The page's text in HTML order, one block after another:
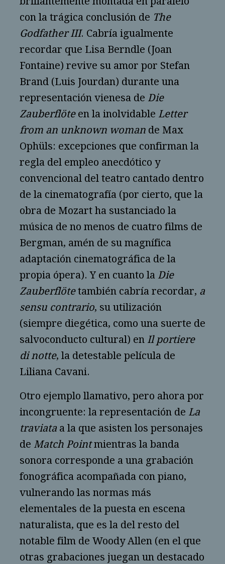
con la trágica conclusión de The
Godfather III. Cabría igualmente
recordar que Lisa Berndle (Joan
Fontaine) revive su amor por Stefan
Brand (Luis Jourdan) durante una
representación vienesa de Die
Zauberflöteen la inolvidable Letter
from an unknown woman de Max
Ophüls: excepciones que confirman la
regla del empleo anecdótico y
convencional del teatro cantado dentro
de la cinematografía (por cierto, que la
obra de Mozart ha sustanciado la
música de no menos de cuatro films de
Bergman, amén de su magnífica
adaptación cinematográfica de la
propia ópera). Y en cuanto la Die
Zauberflötetambién cabría recordar, a
sensu contrario, su utilización
(siempre diegética, como una suerte de
salvoconducto cultural) en Il portiere
di notte, la detestable película de
Liliana Cavani.
Otro ejemplo llamativo, pero ahora por
incongruente: la representación de La
traviata a la que asisten los personajes
de Match Pointmientras la banda
sonora corresponde a una grabación
fonográfica acompañada con piano,
vulnerando las normas más
elementales de la puesta en escena
naturalista, que es la del resto del
notable film de Woody Allen (en el que
otras grabaciones juegan un destacado